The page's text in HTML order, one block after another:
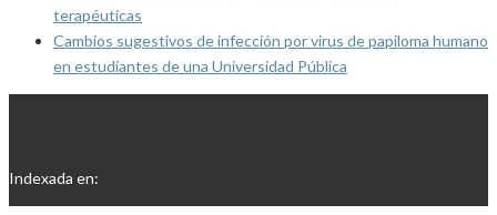
terapéuticas
Cambios sugestivos de infección por virus de papiloma humano
en estudiantes de una Universidad Pública
Indexada en: